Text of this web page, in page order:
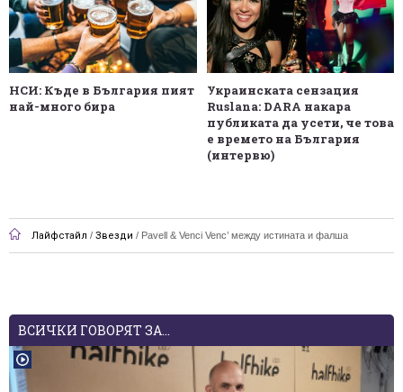
НСИ: Къде в България пият
най-много бира
Украинската сензация
Ruslana: DARA накара
публиката да усети, че това
е времето на България
(интервю)
Лайфстайл / Звезди / Pavell & Venci Venc’ между истината и фалша
ВСИЧКИ ГОВОРЯТ ЗА...